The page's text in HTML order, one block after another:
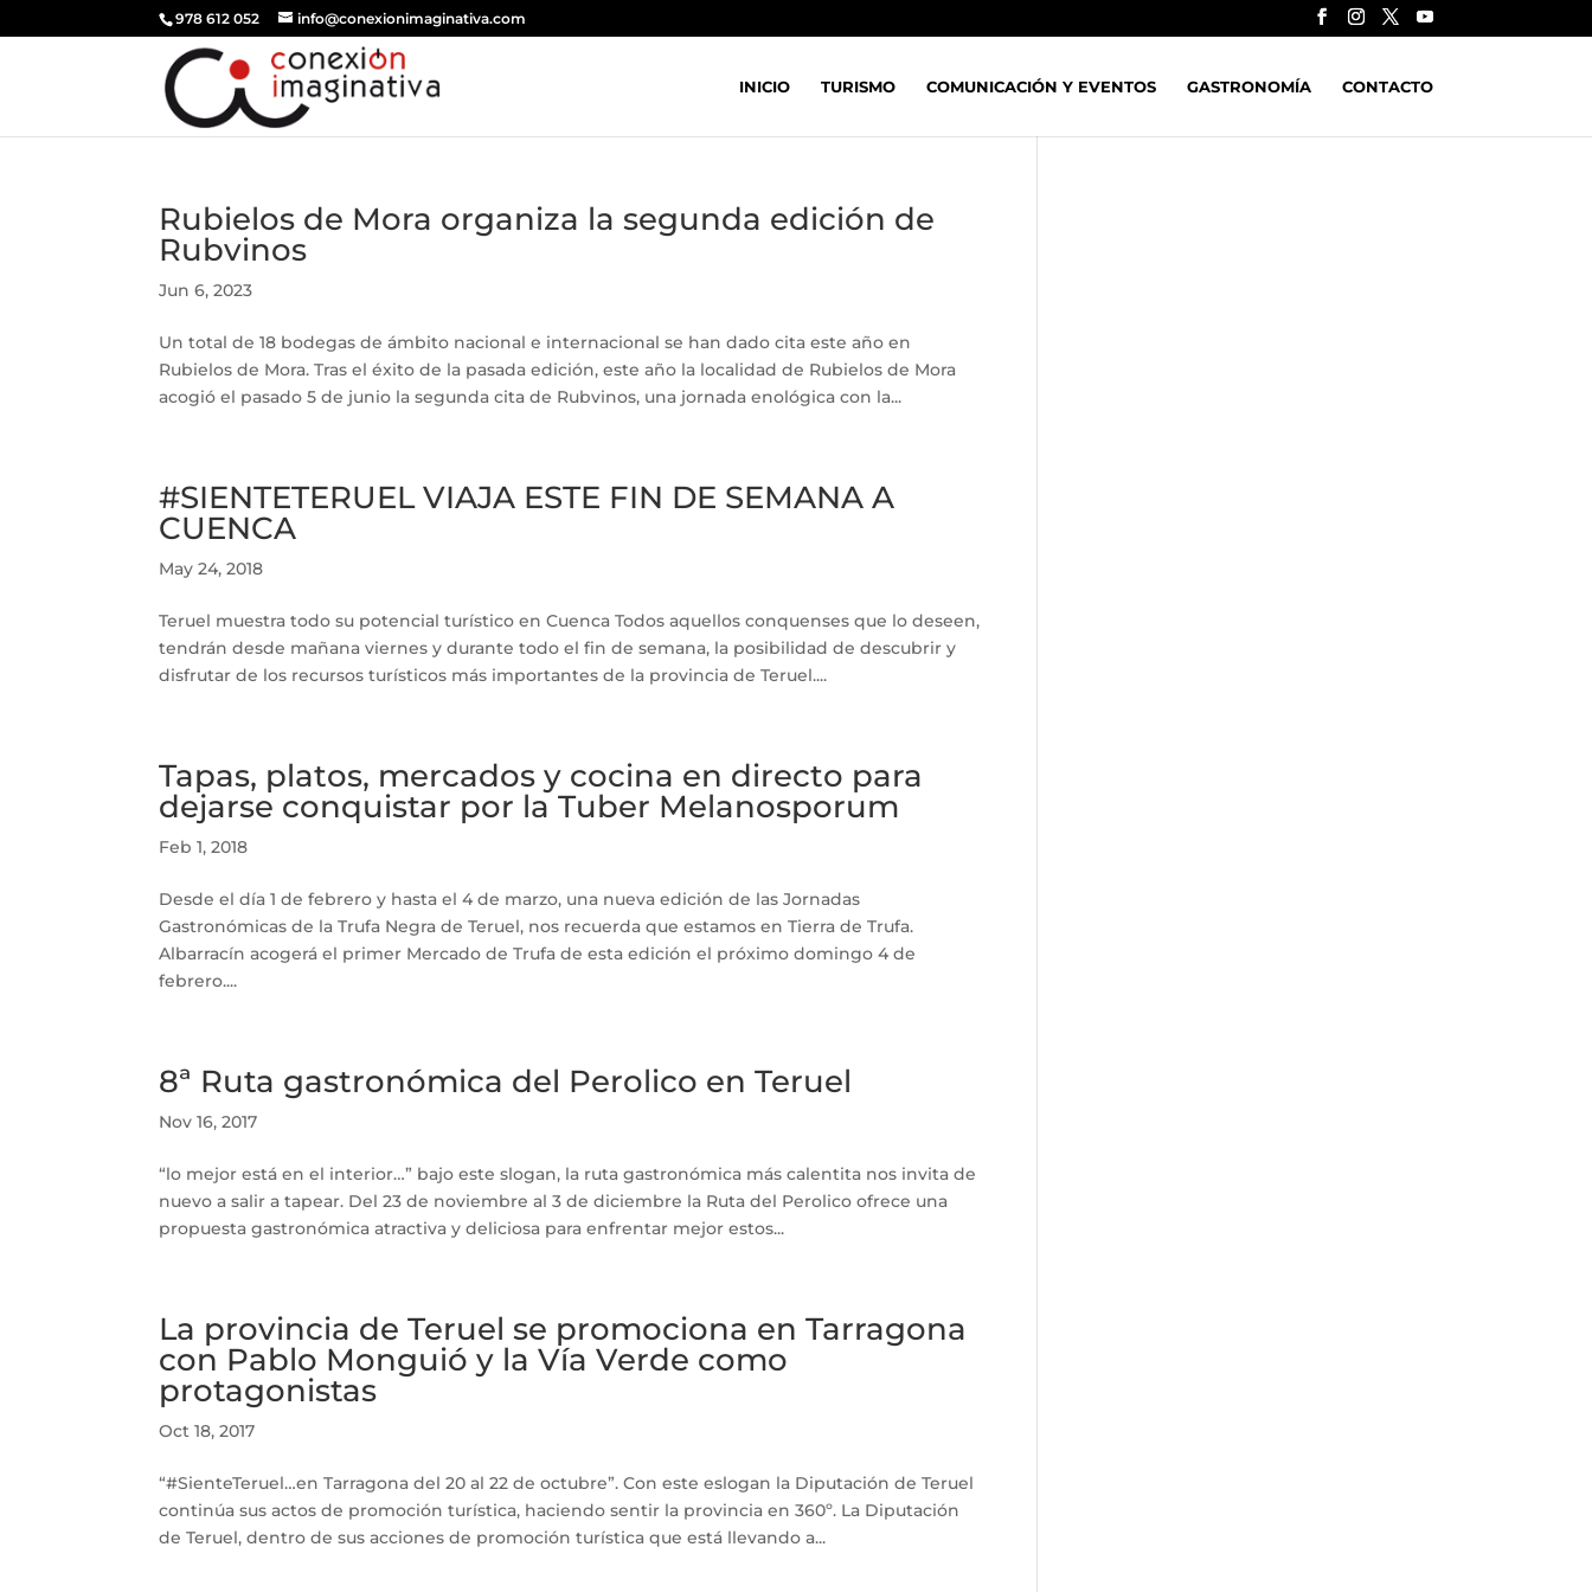
978 612 052 info@conexionimaginativa.com
INICIO TURISMO COMUNICACIÓN Y EVENTOS GASTRONOMÍA CONTACTO
Rubielos de Mora organiza la segunda edición de
Rubvinos
Jun 6, 2023
Un total de 18 bodegas de ámbito nacional e internacional se han dado cita este año en
Rubielos de Mora. Tras el éxito de la pasada edición, este año la localidad de Rubielos de Mora
acogió el pasado 5 de junio la segunda cita de Rubvinos, una jornada enológica con la...
#SIENTETERUEL VIAJA ESTE FIN DE SEMANA A
CUENCA
May 24, 2018
Teruel muestra todo su potencial turístico en Cuenca Todos aquellos conquenses que lo deseen,
tendrán desde mañana viernes y durante todo el fin de semana, la posibilidad de descubrir y
disfrutar de los recursos turísticos más importantes de la provincia de Teruel....
Tapas, platos, mercados y cocina en directo para
dejarse conquistar por la Tuber Melanosporum
Feb 1, 2018
Desde el día 1 de febrero y hasta el 4 de marzo, una nueva edición de las Jornadas
Gastronómicas de la Trufa Negra de Teruel, nos recuerda que estamos en Tierra de Trufa.
Albarracín acogerá el primer Mercado de Trufa de esta edición el próximo domingo 4 de
febrero....
8ª Ruta gastronómica del Perolico en Teruel
Nov 16, 2017
“lo mejor está en el interior…” bajo este slogan, la ruta gastronómica más calentita nos invita de
nuevo a salir a tapear. Del 23 de noviembre al 3 de diciembre la Ruta del Perolico ofrece una
propuesta gastronómica atractiva y deliciosa para enfrentar mejor estos...
La provincia de Teruel se promociona en Tarragona
con Pablo Monguió y la Vía Verde como
protagonistas
Oct 18, 2017
“#SienteTeruel…en Tarragona del 20 al 22 de octubre”. Con este eslogan la Diputación de Teruel
continúa sus actos de promoción turística, haciendo sentir la provincia en 360º. La Diputación
de Teruel, dentro de sus acciones de promoción turística que está llevando a...